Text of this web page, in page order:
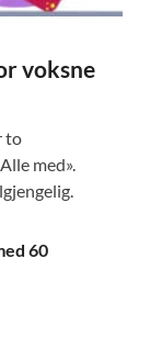
voksne
to
med».
60